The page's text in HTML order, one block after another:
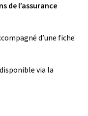
de l’assurance
d’une fiche
via la